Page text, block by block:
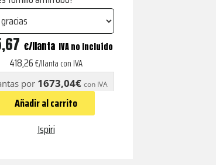
€ IVA no incluído
418,26€/llanta con IVA
por 1673,04€ con IVA
Añadir al carrito
Ispiri